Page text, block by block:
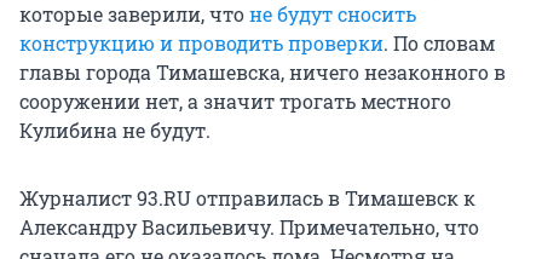
которые заверили, чтоне будут сносить
конструкцию и проводить проверки. По словам
главы города Тимашевска, ничего незаконного в
сооружении нет, а значит трогать местного
Кулибина не будут.
Журналист 93.RU отправилась в Тимашевск к
Александру Васильевичу. Примечательно, что